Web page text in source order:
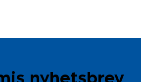
nyhetsbrev